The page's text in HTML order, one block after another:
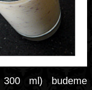
ml) budeme